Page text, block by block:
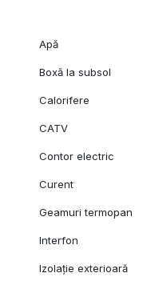
Apă
Boxă la subsol
Calorifere
CATV
Contor electric
Curent
Geamuri termopan
Interfon
Izolație exterioară